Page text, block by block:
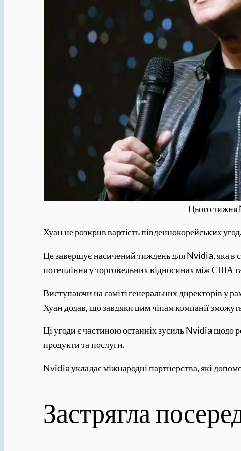
Цього тижня
Хуан не розкрив вартість південнокорейських угод.
Це завершує насичений тиждень для Nvidia, яка в
потепління у торговельних відносинах між США
Виступаючи на саміті генеральних директорів у
Хуан додав, що завдяки цим чіпам компанії
Ці угоди є частиною останніх зусиль Nvidia щодо
продукти та послуги.
Nvidia укладає міжнародні партнерства, які
Застрягла